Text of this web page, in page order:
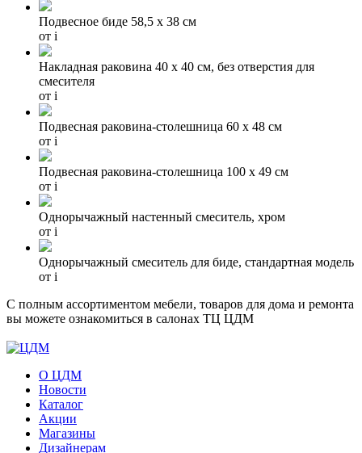
Подвесное биде 58,5 х 38 см
от i
Накладная раковина 40 х 40 см, без отверстия для
смесителя
от i
Подвесная раковина-столешница 60 х 48 см
от i
Подвесная раковина-столешница 100 х 49 см
от i
Однорычажный настенный смеситель, хром
от i
Однорычажный смеситель для биде, стандартная модель
от i
С полным ассортиментом мебели, товаров для дома и ремонта
вы можете ознакомиться в салонах ТЦ ЦДМ
О ЦДМ
Новости
Каталог
Акции
Магазины
Дизайнерам